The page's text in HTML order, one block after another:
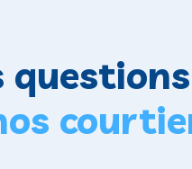
questions